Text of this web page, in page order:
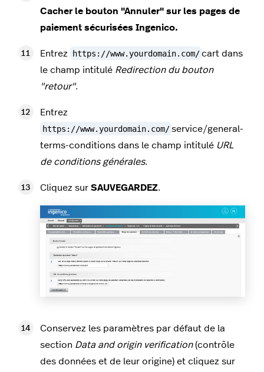
Cacher le bouton "Annuler" sur les pages de
paiement sécurisées Ingenico.
Entrez https://www.yourdomain.com/ cart dans
le champ intitulé Redirection du bouton
"retour".
Entrez
https://www.yourdomain.com/ service/general-
terms-conditions dans le champ intitulé URL
de conditions générales.
Cliquez sur SAUVEGARDEZ.
Conservez les paramètres par défaut de la
section Data and origin verification(contrôle
des données et de leur origine) et cliquez sur